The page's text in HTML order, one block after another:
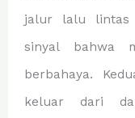
jalur lalu lintas
sinyal bahwa
berbahaya.
keluar dari